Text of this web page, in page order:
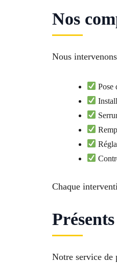
Nos
Nous
Pose
Chaque
Notre service de